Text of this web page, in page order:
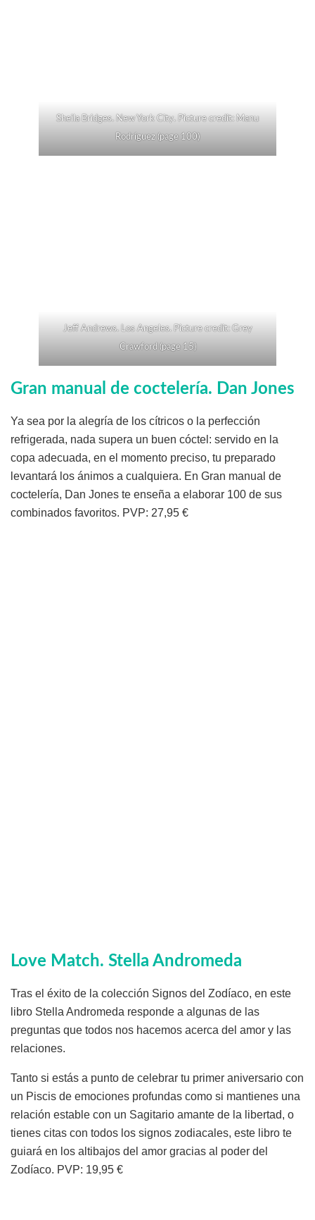
Sheila Bridges. New York City. Picture credit: Manu
Rodríguez (page 100)
Jeff Andrews. Los Angeles. Picture credit: Grey
Crawford (page 15)
Gran manual de coctelería. Dan Jones
Ya sea por la alegría de los cítricos o la perfección
refrigerada, nada supera un buen cóctel: servido en la
copa adecuada, en el momento preciso, tu preparado
levantará los ánimos a cualquiera. En Gran manual de
coctelería, Dan Jones te enseña a elaborar 100 de sus
combinados favoritos. PVP: 27,95 €
Love Match. Stella Andromeda
Tras el éxito de la colección Signos del Zodíaco, en este
libro Stella Andromeda responde a algunas de las
preguntas que todos nos hacemos acerca del amor y las
relaciones.
Tanto si estás a punto de celebrar tu primer aniversario con
un Piscis de emociones profundas como si mantienes una
relación estable con un Sagitario amante de la libertad, o
tienes citas con todos los signos zodiacales, este libro te
guiará en los altibajos del amor gracias al poder del
Zodíaco. PVP: 19,95 €